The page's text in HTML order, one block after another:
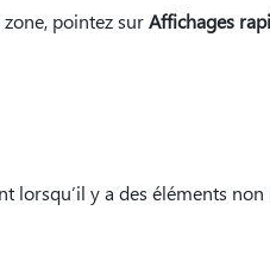
pointez surAffichages
lorsqu’il y a des éléments non